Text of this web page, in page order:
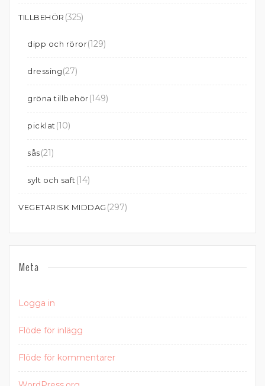
TILLBEHÖR (325)
dipp och röror(129)
dressing(27)
gröna tillbehör(149)
picklat (10)
sås(21)
sylt och saft (14)
VEGETARISK MIDDAG (297)
Meta
Logga in
Flöde för inlägg
Flöde för kommentarer